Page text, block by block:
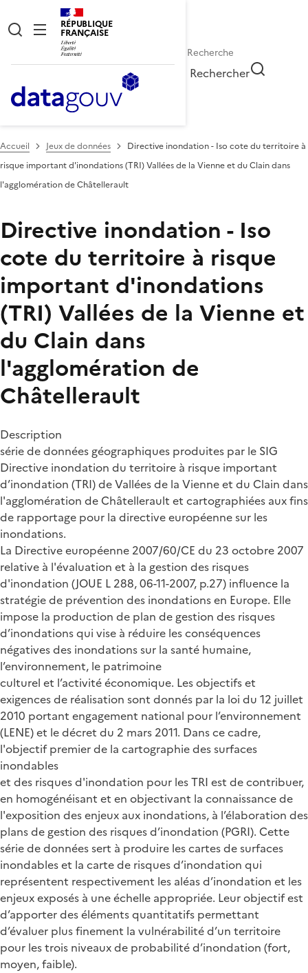
RÉPUBLIQUE
FRANÇAISE
Rechercher
Accueil Jeux de données
Directive inondation - Iso cote du territoire à
risque important d'inondations (TRI) Vallées de la Vienne et du Clain dans
l'agglomération de Châtellerault
Directive inondation - Iso
cote du territoire à risque
important d'inondations
(TRI) Vallées de la Vienne et
du Clain dans
l'agglomération de
Châtellerault
Description
série de données géographiques produites par le SIG
Directive inondation du territoire à risque important
d’inondation (TRI) de Vallées de la Vienne et du Clain dans
l'agglomération de Châtellerault et cartographiées aux fins
de rapportage pour la directive européenne sur les
inondations.
La Directive européenne 2007/60/CE du 23 octobre 2007
relative à l'évaluation et à la gestion des risques
d'inondation (JOUE L 288, 06-11-2007, p.27) influence la
stratégie de prévention des inondations en Europe. Elle
impose la production de plan de gestion des risques
d’inondations qui vise à réduire les conséquences
négatives des inondations sur la santé humaine,
l’environnement, le patrimoine
culturel et l’activité économique. Les objectifs et
exigences de réalisation sont donnés par la loi du 12 juillet
2010 portant engagement national pour l’environnement
(LENE) et le décret du 2 mars 2011. Dans ce cadre,
l'objectif premier de la cartographie des surfaces
inondables
et des risques d'inondation pour les TRI est de contribuer,
en homogénéisant et en objectivant la connaissance de
l'exposition des enjeux aux inondations, à l’élaboration des
plans de gestion des risques d’inondation (PGRI). Cette
série de données sert à produire les cartes de surfaces
inondables et la carte de risques d’inondation qui
représentent respectivement les aléas d’inondation et les
enjeux exposés à une échelle appropriée. Leur objectif est
d’apporter des éléments quantitatifs permettant
d’évaluer plus finement la vulnérabilité d’un territoire
pour les trois niveaux de probabilité d’inondation (fort,
moyen, faible).